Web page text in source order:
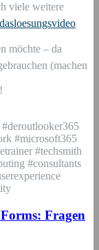
viele weitere
möchte – da
(machen
!
#microsoft365
#techsmith
#consultants
Fragen